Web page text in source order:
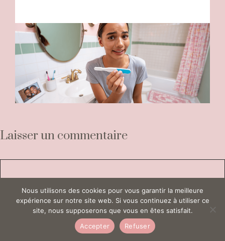
Laisser un commentaire
Nous utilisons des cookies pour vous garantir la meilleure
expérience sur notre site web. Si vous continuez à utiliser ce
site, nous supposerons que vous en êtes satisfait.
Accepter
Refuser